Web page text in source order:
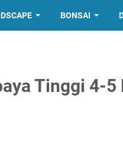
BONSAI
Tinggi 4-5